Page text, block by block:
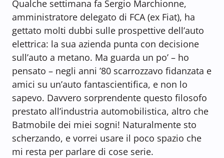
Qualche settimana fa Sergio Marchionne,
amministratore delegato di FCA (ex Fiat), ha
gettato molti dubbi sulle prospettive dell’auto
elettrica: la sua azienda punta con decisione
sull’auto a metano. Ma guarda un po’ – ho
pensato – negli anni ’80 scarrozzavo fidanzata e
amici su un’auto fantascientifica, e non lo
sapevo. Davvero sorprendente questo filosofo
prestato all’industria automobilistica, altro che
Batmobile dei miei sogni! Naturalmente sto
scherzando, e vorrei usare il poco spazio che
mi resta per parlare di cose serie.